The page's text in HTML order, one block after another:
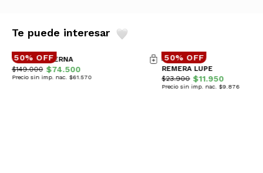
Te puede interesar
50% OFF
CAMPERA BERNA
$149.000 $74.500
Precio sin imp. nac. $61.570
50% OFF
REMERA LUPE
$23.900 $11.950
Precio sin imp. nac. $9.876